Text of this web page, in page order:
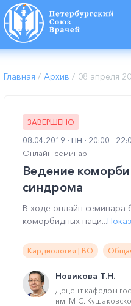
Главная / Архив / 08 апреля
ЗАВЕРШЕНО
08.04.2019 ПН
20:00 -
Онлайн-семинар
Ведение
синдрома
В ходе онлайн-семинара
коморбидных паци...
Кардиология | ВО
Новикова Т.Н.
Доцент кафедры
им. М.С.